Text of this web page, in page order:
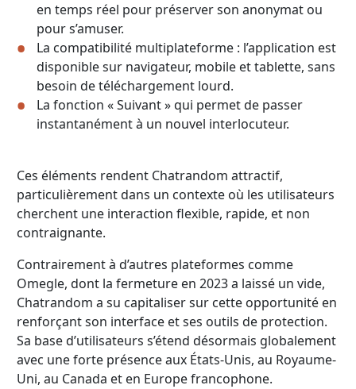
en temps réel pour préserver son anonymat ou
pour s’amuser.
La compatibilité multiplateforme : l’application est
disponible sur navigateur, mobile et tablette, sans
besoin de téléchargement lourd.
La fonction « Suivant » qui permet de passer
instantanément à un nouvel interlocuteur.
Ces éléments rendent Chatrandom attractif,
particulièrement dans un contexte où les utilisateurs
cherchent une interaction flexible, rapide, et non
contraignante.
Contrairement à d’autres plateformes comme
Omegle, dont la fermeture en 2023 a laissé un vide,
Chatrandom a su capitaliser sur cette opportunité en
renforçant son interface et ses outils de protection.
Sa base d’utilisateurs s’étend désormais globalement
avec une forte présence aux États-Unis, au Royaume-
Uni, au Canada et en Europe francophone.